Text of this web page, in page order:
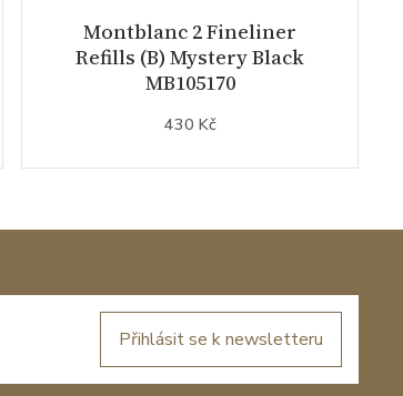
Montblanc 2 Fineliner
Refills (B) Mystery Black
MB105170
430 Kč
Přihlásit se k newsletteru